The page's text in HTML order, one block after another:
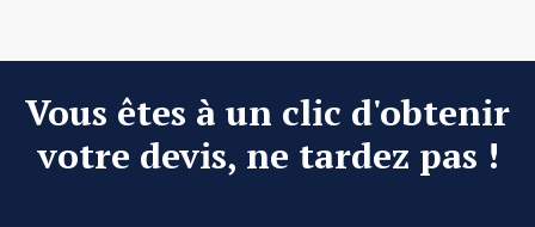
Vous êtes à un clic d'obtenir
votre devis, ne tardez pas !